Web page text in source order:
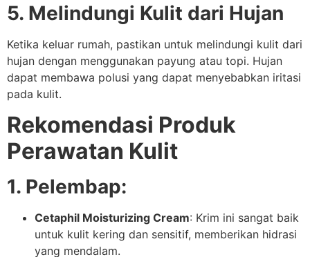
5. Melindungi Kulit dari Hujan
Ketika keluar rumah, pastikan untuk melindungi kulit dari
hujan dengan menggunakan payung atau topi. Hujan
dapat membawa polusi yang dapat menyebabkan iritasi
pada kulit.
Rekomendasi Produk
Perawatan Kulit
1. Pelembap:
Cetaphil Moisturizing Cream: Krim ini sangat baik
untuk kulit kering dan sensitif, memberikan hidrasi
yang mendalam.